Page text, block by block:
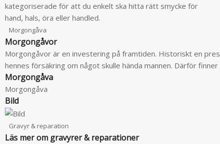
kategoriserade för att du enkelt ska hitta rätt smycke för
hand, hals, öra eller handled.
Morgongåva
Morgongåvor
Morgongåvor är en investering på framtiden. Historiskt en
hennes försäkring om något skulle hända mannen. Därför
Morgongåva
Morgongåva
Bild
Gravyr & reparation
Läs mer om gravyrer & reparationer